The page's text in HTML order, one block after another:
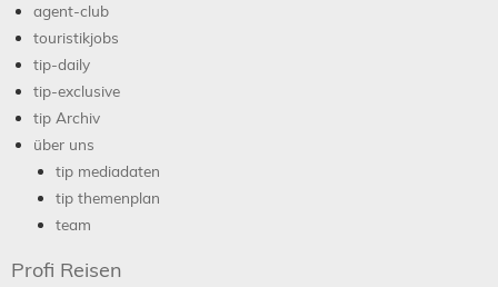
agent-club
touristikjobs
tip-daily
tip-exclusive
tip Archiv
über uns
tip mediadaten
tip themenplan
team
Profi Reisen